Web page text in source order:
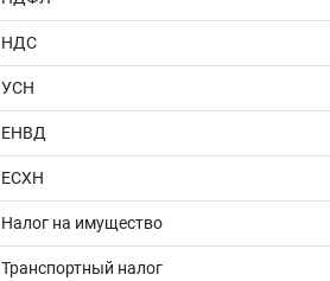
НДС
УСН
ЕНВД
ЕСХН
Налог на имущество
Транспортный налог